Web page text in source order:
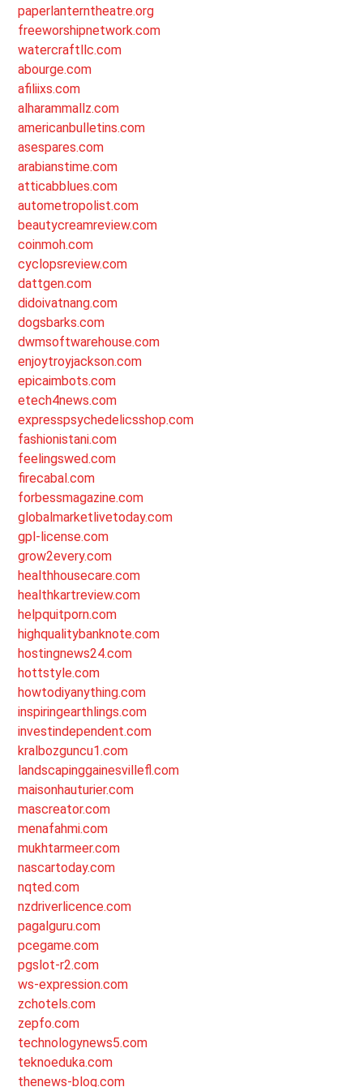
paperlanterntheatre.org
freeworshipnetwork.com
watercraftllc.com
abourge.com
afiliixs.com
alharammallz.com
americanbulletins.com
asespares.com
arabianstime.com
atticabblues.com
autometropolist.com
beautycreamreview.com
coinmoh.com
cyclopsreview.com
dattgen.com
didoivatnang.com
dogsbarks.com
dwmsoftwarehouse.com
enjoytroyjackson.com
epicaimbots.com
etech4news.com
expresspsychedelicsshop.com
fashionistani.com
feelingswed.com
firecabal.com
forbessmagazine.com
globalmarketlivetoday.com
gpl-license.com
grow2every.com
healthhousecare.com
healthkartreview.com
helpquitporn.com
highqualitybanknote.com
hostingnews24.com
hottstyle.com
howtodiyanything.com
inspiringearthlings.com
investindependent.com
kralbozguncu1.com
landscapinggainesvillefl.com
maisonhauturier.com
mascreator.com
menafahmi.com
mukhtarmeer.com
nascartoday.com
nqted.com
nzdriverlicence.com
pagalguru.com
pcegame.com
pgslot-r2.com
ws-expression.com
zchotels.com
zepfo.com
technologynews5.com
teknoeduka.com
thenews-blog.com